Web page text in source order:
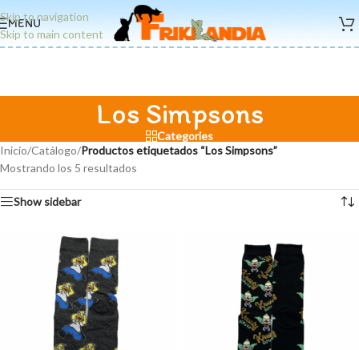
Skip to navigation
Skip to main content
MENU
Los Simpsons
Categories
Inicio/Catálogo/Productos etiquetados “Los Simpsons”
Mostrando los 5 resultados
Show sidebar